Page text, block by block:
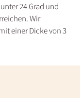
24 Grad und
Wir
einer Dicke von 3